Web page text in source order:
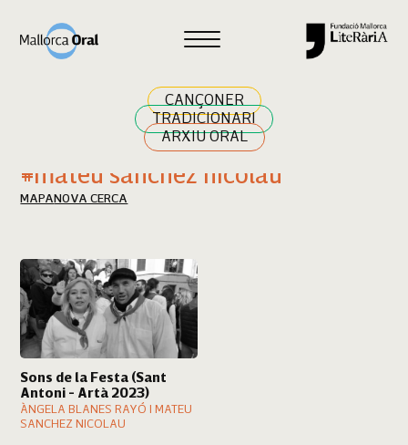
CANÇONER
TRADICIONARI
ARXIU ORAL
Cercar
Resultats cerca
#mateu sanchez nicolau
MAPA NOVA CERCA
Sons de la Festa (Sant
Antoni - Artà 2023)
ÀNGELA BLANES RAYÓ I MATEU
SANCHEZ NICOLAU